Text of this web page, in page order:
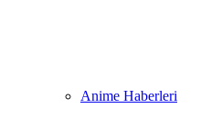
Anime Haberleri